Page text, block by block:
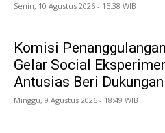
Senin, 10 Agustus 2026 - 15:38 WIB
Komisi
Gelar Social
Antusias Beri Dukungan
Minggu, 9 Agustus 2026 - 18:49 WIB